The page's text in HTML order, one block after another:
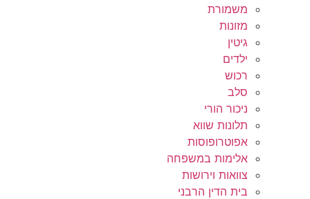
משמורת
מזונות
גיטין
ילדים
רכוש
סלב
ניכור הורי
תלונות שווא
אפוטרופוסות
אלימות במשפחה
צוואות וירושות
בית הדין הרבני